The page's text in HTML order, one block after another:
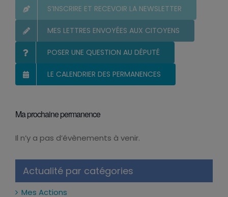
MES LETTRES ENVOYÉES AUX CITOYENS
LE CALENDRIER DES PERMANENCES
Actualité par catégories